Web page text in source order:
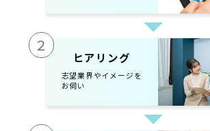
２
ヒアリング
志望業界やイメージを
お伺い